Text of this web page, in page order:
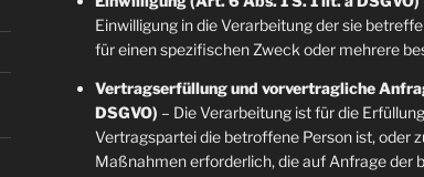
Einwilligung in die Verarbeitung der sie
für einen spezifischen Zweck oder mehrere
Vertragserfüllung und vorvertragliche
DSGVO) – Die Verarbeitung ist für die
Vertragspartei die betroffene Person ist, oder
Maßnahmen erforderlich, die auf Anfrage der